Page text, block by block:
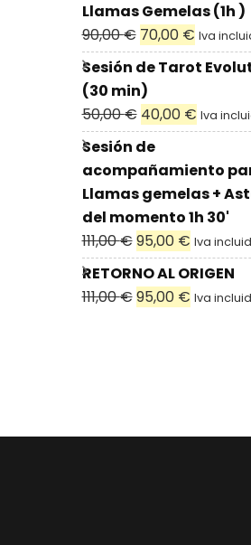
Llamas Gemelas (1h )
90,00€ 70,00 € Iva
Sesión de Tarot
(30 min)
50,00€ 40,00 € Iva
Sesión de
acompañamiento
Llamas gemelas +
del momento 1h 30'
111,00€95,00 € Iva
RETORNO AL ORIGEN
111,00€95,00 € Iva